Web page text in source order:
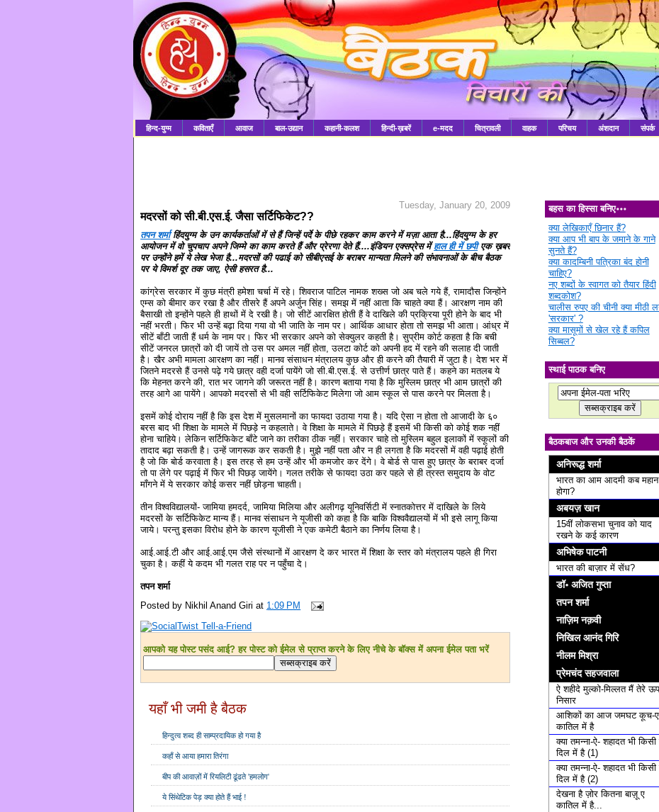
हिन्द-युग्म कविताएँ आवाज बाल-उद्यान कहानी-कलश हिन्दी-ख़बरें e-मदद चित्रावली वाहक परिचय अंशदान संपर्क
Tuesday, January 20, 2009
मदरसों को सी.बी.एस.ई. जैसा सर्टिफिकेट??
तपन शर्माहिंदयुग्म के उन कार्यकर्ताओं में से हैं जिन्हें पर्दे के पीछे रहकर काम करने में मज़ा आता है...हिंदयुग्म के हर
आयोजन में वो चुपचाप अपने जिम्मे का काम करते हैं और प्रेरणा देते हैं....इंडियन एक्सप्रेस मेंहाल ही में छपीएक ख़बर
पर उन्होंने हमें ये लेख भेजा है...मदरसों की पढाई को सीबीएसई के बराबर मान्यता मिलने की संभावनाओं के बीच बैठक
पर ये विमर्श दूर तक जाए, ऐसी हसरत है...
कांग्रेस सरकार में कुछ मंत्री हमेशा चर्चा में रहे। शिवराज पाटिल नामक शख्स जो अब चले गये हैं, रामादौस जिन्होंने
एम्स को बीमार कर रखा है और तीसरे हैं अपने अर्जुन सिंह। समझ में नहीं आता कि चाहते क्या हैं। आरक्षण नाम की
बैसाखी तो इन्होंने पहले ही हाथों में दे रखी है। जो सीटें आरक्षित होती हैं वे दाखिले की प्रक्रिया पूरी होने के बाद भी
नहीं भरती। फिर भी उन्हें बढ़ा दिया गया वो भी जाति के नाम पर। आर्थिक आधार होता तो समझ भी आता। आंध्र में
सीटें बाँटी जाती हैं धर्म के नाम पर। फिर भी सरकार अपने को सेक्युलर कहती है। सुप्रीम कोर्ट कहता है कि बची
सीटें जनरल छात्रों को दी जायें तो उस पर अमल नहीं होता, उलटा कोर्ट को अपनी हद में रहने की सलाह दी जाती
है। खैर अभी मामला आरक्षण का नहीं। मानव संसाधन मंत्रालय कुछ और ही करने की तैयारी में जुटा है। देश भर में
जितने मदरसे हैं उनसे पढ़े गये छात्र वही दर्जा पायेंगे जो सी.बी.एस.ई. से उत्तीर्ण छात्र पाते हैं। कहने का मतलब ये
कि मेहनत करने की, रात भर जागने की जरूरत नहीं है। कारण बताया गया है कि मुस्लिम छात्र भी आम छात्रों की
तरह आगे आ पायेंगे। आपको मदरसों से भी वही सर्टिफिकेट मिलेगा जो आम स्कूल से पास करने पर मिलता है।
इसमें कोई दोराय नहीं है कि इस देश में मुसलमानों का फायदा उठाया गया है। यदि ऐसा न होता तो आजादी के ६०
बरस बाद भी शिक्षा के मामले में पिछड़े न कहलाते। वे शिक्षा के मामले में पिछड़े हैं इसमें भी किसी को कोई शक नहीं
होना चाहिये। लेकिन सर्टिफिकेट बाँटे जाने का तरीका ठीक नहीं। सरकार चाहे तो मुस्लिम बहुल इलाकों में स्कूलों की
तादाद बढ़ा सकती है। उन्हें जागरूक कर सकती है। मुझे नहीं पता और न ही लगता है कि मदरसों में वही पढ़ाई होती
है जो कि बोर्ड करवाता है। इस तरह से हम उन्हें और भी कमजोर कर देंगे। वे बोर्ड से पास हुए छात्र के बराबर दर्जा
तो पा लेंगे पर पढ़ाई में फिर भी पिछड़ जायेंगे। गलत तरीके से फायदा उठा कर पहले से ही त्रस्त समुदाय के वोट
माँगने में ये सरकार कोई कसर नहीं छोड़ना चाहती।
तीन विश्वविद्यालयों- जामिया हमदर्द, जामिया मिलिया और अलीगढ़ यूनिवर्सिटी में स्नातकोत्तर में दाखिले के लिये
मदरसों के सर्टिफिकेट मान्य हैं। मानव संसाधन ने यूजीसी को कहा है कि बाकि विश्ववैद्यालयों में भी इसे लागू किया
जाये। परन्तु इसका विरोध होने के कारण यूजीसी ने एक कमेटी बैठाने का निर्णय लिया है।
आई.आई.टी और आई.आई.एम जैसे संस्थानों में आरक्षण दे कर भारत में शिक्षा के स्तर को मंत्रालय पहले ही गिरा
चुका है। कहीं ये कदम भी गलत राह पर न पहुँचा दे।
तपन शर्मा
Posted by Nikhil Anand Giriat 1:09 PM
आपको यह पोस्ट पसंद आई? हर पोस्ट को ईमेल से प्राप्त करने के लिए नीचे के बॉक्स में अपना ईमेल पता भरें
यहाँ भी जमी है बैठक
हिन्दुत्व शब्द ही साम्प्रदायिक हो गया है
कहाँ से आया हमारा तिरंगा
बीप की आवाज़ों में रियलिटी ढूंढते 'हमलोग'
ये सिंथेटिक पेड़ क्या होते हैं भाई !
बहस का हिस्सा बनिए॰॰॰
क्या लेखिकाएँ छिनार हैं?
क्या आप भी बाप के जमाने के गाने
सुनते हैं?
क्या कादम्बिनी पत्रिका बंद होनी
चाहिए?
नए शब्दों के स्वागत को तैयार हिंदी
शब्दकोश?
चालीस रुपए की चीनी क्या मीठी
'सरकार' ?
क्या मासूमों से खेल रहे हैं कपिल
सिब्बल?
स्थाई पाठक बनिए
बैठकबाज और उनकी बैठकें
अनिरूद्ध शर्मा
भारत का आम आदमी कब महान
होगा?
अबयज़ खान
15वीं लोकसभा चुनाव को याद
रखने के कई कारण
अभिषेक पाटनी
भारत की बाज़ार में सेंध?
डॉ॰ अजित गुप्ता
तपन शर्मा
नाज़िम नक़वी
निखिल आनंद गिरि
नीलम मिश्रा
प्रेमचंद सहजवाला
ऐ शहीदे मुल्को-मिल्लत मैं तेरे
निसार
आशिकों का आज जमघट कूच-
कातिल में है
क्या तमन्ना-ऐ- शहादत भी
दिल में है (1)
क्या तमन्ना-ऐ- शहादत भी
दिल में है (2)
देखना है ज़ोर कितना बाज़ू ए
कातिल में है...